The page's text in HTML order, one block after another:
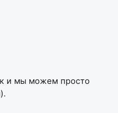
и мы можем просто